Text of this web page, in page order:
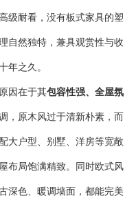
级耐看，没有板式家具的塑
自然独特，兼具观赏性与收
年之久。
因在于其包容性强、全屋氛
，原木风过于清新朴素，而
大户型、别墅、洋房等宽敞
布局饱满精致。同时欧式风
深色、暖调墙面，都能完美